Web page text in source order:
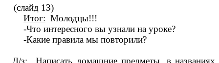
(слайд 13)
Итог: Молодцы!!!
-Что интересного вы узнали на уроке?
-Какие правила мы повторили?
Д/з: Написать домашние предметы, в названиях